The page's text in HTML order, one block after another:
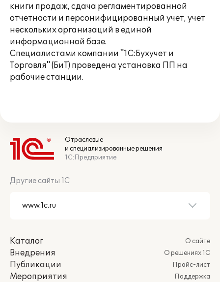
книги продаж, сдача регламентированной
отчетности и персонифицированный учет, учет
нескольких организаций в единой
информационной базе.
Специалистами компании "1С:Бухучет и
Торговля" (БиТ) проведена установка ПП на
рабочие станции.
Отраслевые
и специализированные решения
1С:Предприятие
Другие сайты 1С
Каталог
Внедрения
Публикации
Мероприятия
О сайте
О решениях 1С
Прайс-лист
Поддержка